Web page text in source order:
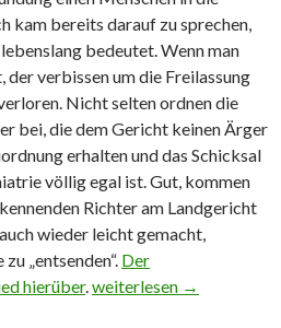
kam bereits darauf zu sprechen,
bedeutet. Wenn man
verbissen um die Freilassung
Nicht selten ordnen die
bei, die dem Gericht keinen Ärger
erhalten und das Schicksal
völlig egal ist. Gut, kommen
Richter am Landgericht
wieder leicht gemacht,
„entsenden“. Der
hierüber.Einweisung Psychiatrie:
weiterlesen →